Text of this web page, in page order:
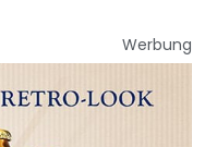
Werbung